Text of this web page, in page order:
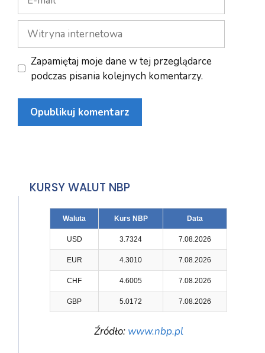
mail
Witryna
internetowa
Zapamiętaj moje dane w tej przeglądarce
podczas pisania kolejnych komentarzy.
KURSY WALUT NBP
Waluta Kurs NBP Data
USD 3.7324 7.08.2026
EUR 4.3010 7.08.2026
CHF 4.6005 7.08.2026
GBP 5.0172 7.08.2026
Źródło: www.nbp.pl